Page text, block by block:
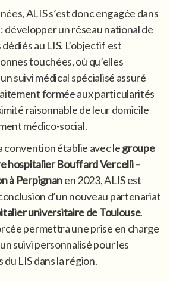
ALIS s’est donc engagée dans
développer un réseau national de
au LIS. L’objectif est
touchées, où qu’elles
suivi médical spécialisé assuré
formée aux particularités
raisonnable de leur domicile
médico-social.
convention établie avec legroupe
hospitalier Bouffard Vercelli –
à Perpignanen 2023, ALIS est
d’un nouveau partenariat
universitaire de Toulouse.
permettra une prise en charge
suivi personnalisé pour les
LIS dans la région.